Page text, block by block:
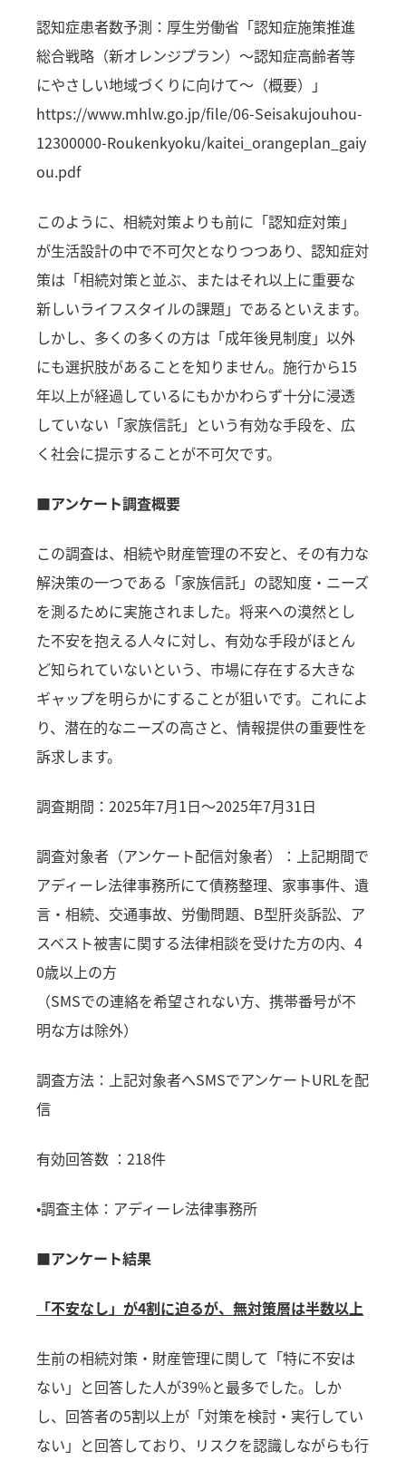
認知症患者数予測：厚生労働省「認知症施策推進
総合戦略（新オレンジプラン）～認知症高齢者等
にやさしい地域づくりに向けて～（概要）」
https://www.mhlw.go.jp/file/06-Seisakujouhou-
12300000-Roukenkyoku/kaitei_orangeplan_gaiy
ou.pdf
このように、相続対策よりも前に「認知症対策」
が生活設計の中で不可欠となりつつあり、認知症対
策は「相続対策と並ぶ、またはそれ以上に重要な
新しいライフスタイルの課題」であるといえます。
しかし、多くの多くの方は「成年後見制度」以外
にも選択肢があることを知りません。施行から15
年以上が経過しているにもかかわらず十分に浸透
していない「家族信託」という有効な手段を、広
く社会に提示することが不可欠です。
■アンケート調査概要
この調査は、相続や財産管理の不安と、その有力な
解決策の一つである「家族信託」の認知度・ニーズ
を測るために実施されました。将来への漠然とし
た不安を抱える人々に対し、有効な手段がほとん
ど知られていないという、市場に存在する大きな
ギャップを明らかにすることが狙いです。これによ
り、潜在的なニーズの高さと、情報提供の重要性を
訴求します。
調査期間：2025年7月1日～2025年7月31日
調査対象者（アンケート配信対象者）：上記期間で
アディーレ法律事務所にて債務整理、家事事件、遺
言・相続、交通事故、労働問題、B型肝炎訴訟、ア
スベスト被害に関する法律相談を受けた方の内、4
0歳以上の方
（SMSでの連絡を希望されない方、携帯番号が不
明な方は除外）
調査方法：上記対象者へSMSでアンケートURLを配
信
有効回答数 ：218件
•調査主体：アディーレ法律事務所
■アンケート結果
「不安なし」が4割に迫るが、無対策層は半数以上
生前の相続対策・財産管理に関して「特に不安は
ない」と回答した人が39%と最多でした。しか
し、回答者の5割以上が「対策を検討・実行してい
ない」と回答しており、リスクを認識しながらも行